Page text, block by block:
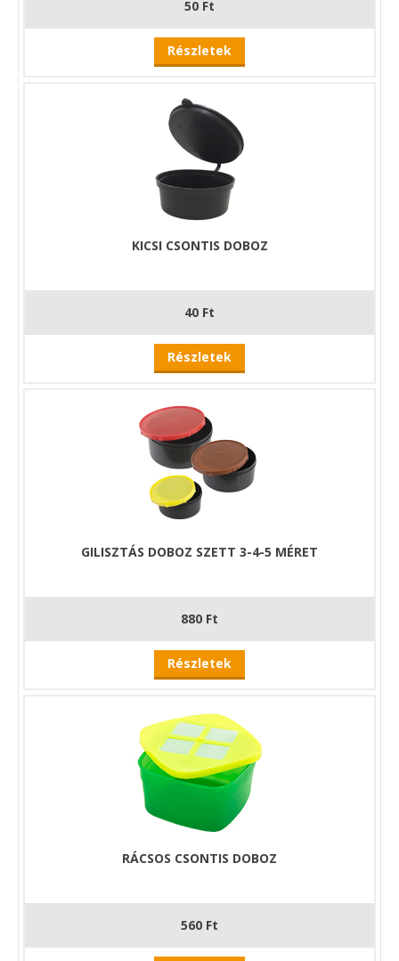
50 Ft
Részletek
KICSI CSONTIS DOBOZ
40 Ft
Részletek
GILISZTÁS DOBOZ SZETT 3-4-5 MÉRET
880 Ft
Részletek
RÁCSOS CSONTIS DOBOZ
560 Ft